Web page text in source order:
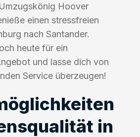
Hoover
einen stressfreien
nach Santander.
heute für ein
und lasse dich von
Service überzeugen!
in